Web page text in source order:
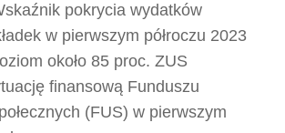
pokrycia wydatków
w pierwszym półroczu 2023
około 85 proc. ZUS
finansową Funduszu
(FUS) w pierwszym